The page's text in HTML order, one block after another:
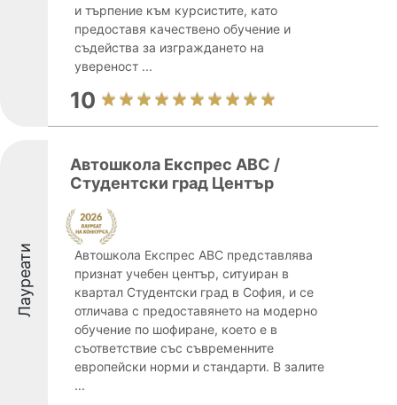
и търпение към курсистите, като
предоставя качествено обучение и
съдейства за изграждането на
увереност ...
10
Лауреати
Автошкола Експрес АВС /
Студентски град Център
Автошкола Експрес АВС представлява
признат учебен център, ситуиран в
квартал Студентски град в София, и се
отличава с предоставянето на модерно
обучение по шофиране, което е в
съответствие със съвременните
европейски норми и стандарти. В залите
...